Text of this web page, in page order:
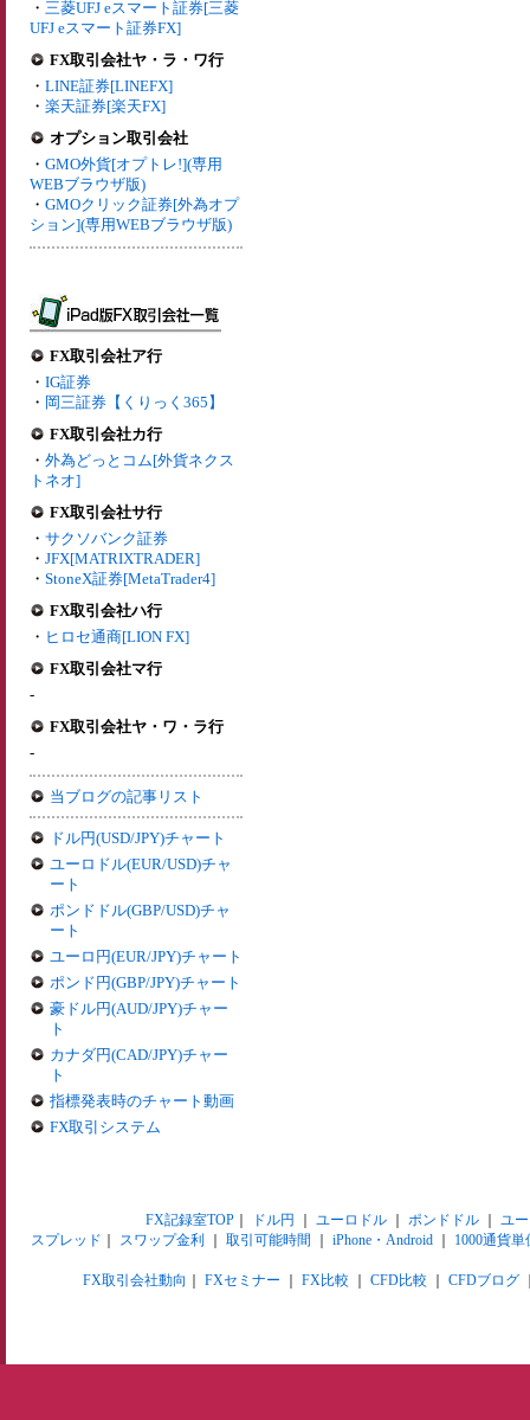
・ 三菱UFJ eスマート証券[三菱
UFJ eスマート証券FX]
FX取引会社ヤ・ラ・ワ行
・ LINE証券[LINEFX]
・ 楽天証券[楽天FX]
オプション取引会社
・ GMO外貨[オプトレ!](専用
WEBブラウザ版)
・ GMOクリック証券[外為オプ
ション](専用WEBブラウザ版)
FX取引会社ア行
・ IG証券
・ 岡三証券【くりっく365】
FX取引会社カ行
・ 外為どっとコム[外貨ネクス
トネオ]
FX取引会社サ行
・ サクソバンク証券
・ JFX[MATRIXTRADER]
・ StoneX証券[MetaTrader4]
FX取引会社ハ行
・ ヒロセ通商[LION FX]
FX取引会社マ行
-
FX取引会社ヤ・ワ・ラ行
-
当ブログの記事リスト
ドル円(USD/JPY)チャート
ユーロドル(EUR/USD)チャ
ート
ポンドドル(GBP/USD)チャ
ート
ユーロ円(EUR/JPY)チャート
ポンド円(GBP/JPY)チャート
豪ドル円(AUD/JPY)チャー
ト
カナダ円(CAD/JPY)チャー
ト
指標発表時のチャート動画
FX取引システム
FX記録室TOP｜ ドル円 ユーロドル｜ ポンドドル｜ ユ
スプレッド
スワップ金利 取引可能時間 iPhone・Android 1000通貨単
FX取引会社動向 FXセミナー FX比較 CFD比較 CFDブログ